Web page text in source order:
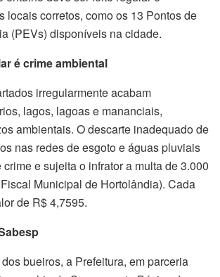
locais corretos, como os 13 Pontos de
(PEVs) disponíveis na cidade.
é crime ambiental
irregularmente acabam
lagos, lagoas e mananciais,
ambientais. O descarte inadequado de
nas redes de esgoto e águas pluviais
e sujeita o infrator a multa de 3.000
Municipal de Hortolândia). Cada
de R$ 4,7595.
bueiros, a Prefeitura, em parceria